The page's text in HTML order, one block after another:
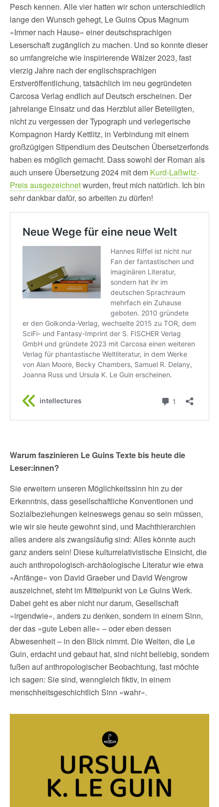
Pesch kennen. Alle vier hatten wir schon unterschiedlich
lange den Wunsch gehegt, Le Guins Opus Magnum
»Immer nach Hause« einer deutschsprachigen
Leserschaft zugänglich zu machen. Und so konnte dieser
so umfangreiche wie inspirierende Wälzer 2023, fast
vierzig Jahre nach der englischsprachigen
Erstveröffentlichung, tatsächlich im neu gegründeten
Carcosa Verlag endlich auf Deutsch erscheinen. Der
jahrelange Einsatz und das Herzblut aller Beteiligten,
nicht zu vergessen der Typograph und verlegerische
Kompagnon Hardy Kettlitz, in Verbindung mit einem
großzügigen Stipendium des Deutschen Übersetzerfonds
haben es möglich gemacht. Dass sowohl der Roman als
auch unsere Übersetzung 2024 mit dem Kurd-Laßwitz-
Preis ausgezeichnetwurden, freut mich natürlich. Ich bin
sehr dankbar dafür, so arbeiten zu dürfen!
Warum faszinieren Le Guins Texte bis heute die
Leser:innen?
Sie erweitern unseren Möglichkeitssinn hin zu der
Erkenntnis, dass gesellschaftliche Konventionen und
Sozialbeziehungen keineswegs genau so sein müssen,
wie wir sie heute gewohnt sind, und Machthierarchien
alles andere als zwangsläufig sind: Alles könnte auch
ganz anders sein! Diese kulturrelativistische Einsicht, die
auch anthropologisch-archäologische Literatur wie etwa
»Anfänge« von David Graeber und David Wengrow
auszeichnet, steht im Mittelpunkt von Le Guins Werk.
Dabei geht es aber nicht nur darum, Gesellschaft
»irgendwie«, anders zu denken, sondern in einem Sinn,
der das »gute Leben alle« – oder eben dessen
Abwesenheit – in den Blick nimmt. Die Welten, die Le
Guin, erdacht und gebaut hat, sind nicht beliebig, sondern
fußen auf anthropologischer Beobachtung, fast möchte
ich sagen: Sie sind, wenngleich fiktiv, in einem
menschheitsgeschichtlich Sinn »wahr«.